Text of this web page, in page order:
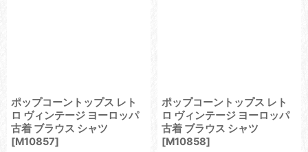
ポップコーントップス レト
ロ ヴィンテージ ヨーロッパ
古着 ブラウス シャツ
[M10857]
ポップコーントップス レト
ロ ヴィンテージ ヨーロッパ
古着 ブラウス シャツ
[M10858]